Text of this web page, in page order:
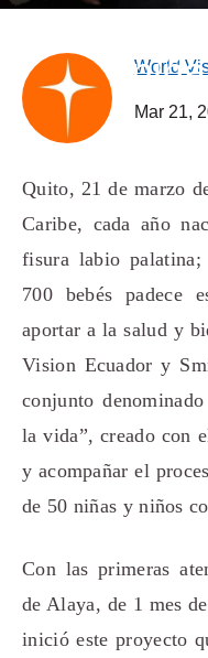
World
Mar 21,
Quito, 21 de marzo
Caribe, cada año
fisura labio
700 bebés padece
aportar a la salud y
Vision Ecuador y
conjunto
la vida”, creado con
y acompañar el
de 50 niñas y niños
Con las primeras
de Alaya, de 1 mes
inició este proyecto